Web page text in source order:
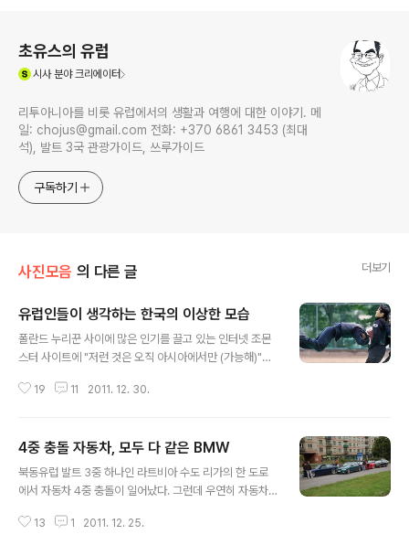
초유스의 유럽
시사분야 크리에이터
리투아니아를 비롯 유럽에서의 생활과 여행에 대한 이야기. 메
일: chojus@gmail.com 전화: +370 6861 3453 (최대
석), 발트 3국 관광가이드, 쓰루가이드
구독하기
사진모음 의 다른 글 더보기
유럽인들이 생각하는 한국의 이상한 모습
폴란드 누리꾼 사이에 많은 인기를 끌고 있는 인터넷 조몬
스터 사이트에 "저런 것은 오직 아시아에서만 (가능해)"이
일부는 일본, 항상 이상해"라는 설명이 달렸다. 사진을 보
(?) 모습 중 특히 국회 난장판만은 꼭 사라졌으면 좋겠다.
유럽의 작은 나라 리투아니아에도 이런 한국 국회 모습은
늘 해외토픽감으로 언론에 소개된다. 주변 사람들에게 참
감했던 일 노브라女 땜새 아내가 한 핏잔 현기증 유발 얼굴
19 11 2011. 12. 30.
4중 충돌 자동차, 모두 다 같은 BMW
북동유럽 발트 3중 하나인 라트비아 수도 리가의 한 도로
에서 자동차 4중 충돌이 일어났다. 그런데 우연히 자동차
e source link] 아무리 운명의 장난이라고 하지만 믿기가
13 1 2011. 12. 25.